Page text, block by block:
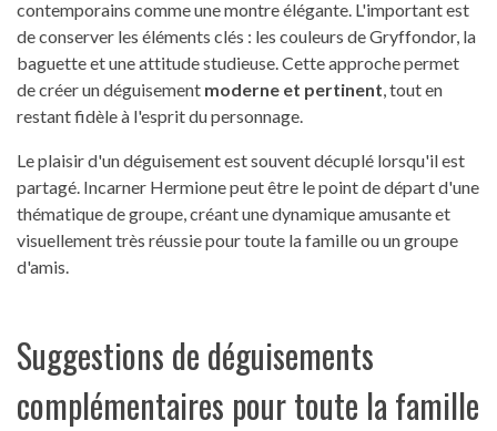
contemporains comme une montre élégante. L'important est
de conserver les éléments clés : les couleurs de Gryffondor, la
baguette et une attitude studieuse. Cette approche permet
de créer un déguisement moderne et pertinent , tout en
restant fidèle à l'esprit du personnage.
Le plaisir d'un déguisement est souvent décuplé lorsqu'il est
partagé. Incarner Hermione peut être le point de départ d'une
thématique de groupe, créant une dynamique amusante et
visuellement très réussie pour toute la famille ou un groupe
d'amis.
Suggestions de déguisements
complémentaires pour toute la famille